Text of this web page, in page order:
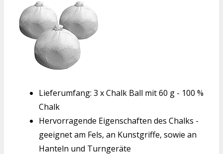
Lieferumfang: 3 x Chalk Ball mit 60 g - 100 %
Chalk
Hervorragende Eigenschaften des Chalks -
geeignet am Fels, an Kunstgriffe, sowie an
Hanteln und Turngeräte